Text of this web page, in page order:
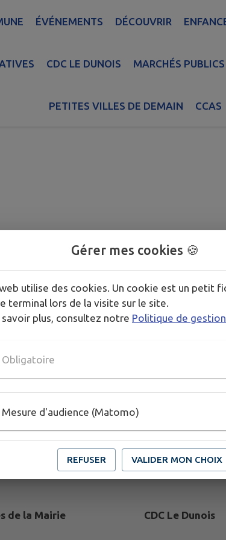
ÉVÉNEMENTS DÉCOUVRIR
CDC LE DUNOIS MARCHÉS PUBLICS
PETITES VILLES DE DEMAIN CCAS
culturels
scolaires
de la Mairie CDC Le Dunois
Gérer mes cookies 🍪
utilise des cookies. Un cookie est un petit
terminal lors de la visite sur le site.
savoir plus, consultez notre Politique de
Obligatoire
Mesure d'audience (Matomo)
REFUSER VALIDER MON CHOIX